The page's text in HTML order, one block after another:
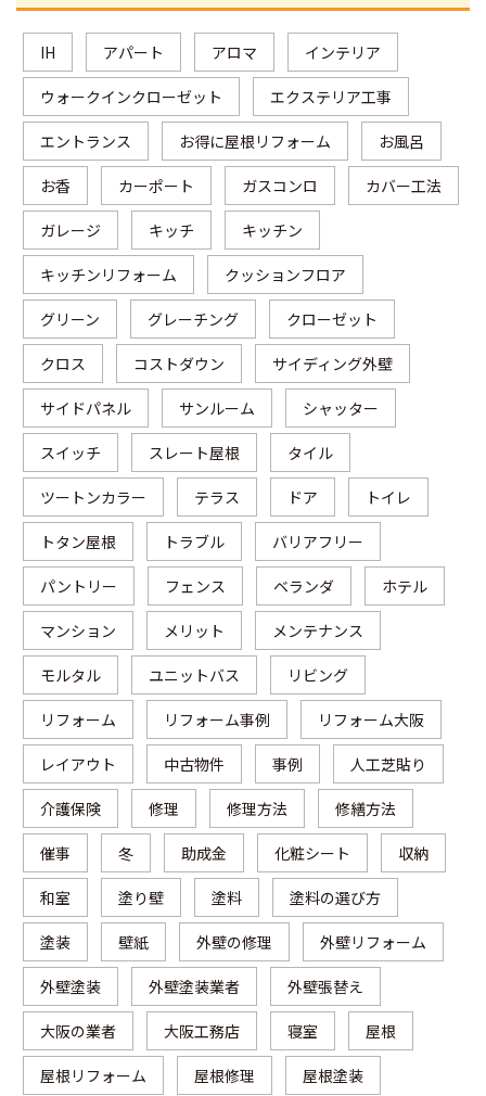
IH アパート アロマ インテリア
ウォークインクローゼット エクステリア工事
エントランス お得に屋根リフォーム お風呂
お香 カーポート ガスコンロ カバー工法
ガレージ キッチ キッチン
キッチンリフォーム クッションフロア
グリーン グレーチング クローゼット
クロス コストダウン サイディング外壁
サイドパネル サンルーム シャッター
スイッチ スレート屋根 タイル
ツートンカラー テラス ドア トイレ
トタン屋根 トラブル バリアフリー
パントリー フェンス ベランダ ホテル
マンション メリット メンテナンス
モルタル ユニットバス リビング
リフォーム リフォーム事例 リフォーム大阪
レイアウト 中古物件 事例 人工芝貼り
介護保険 修理 修理方法 修繕方法
催事 冬 助成金 化粧シート 収納
和室 塗り壁 塗料 塗料の選び方
塗装 壁紙 外壁の修理 外壁リフォーム
外壁塗装 外壁塗装業者 外壁張替え
大阪の業者 大阪工務店 寝室 屋根
屋根リフォーム 屋根修理 屋根塗装